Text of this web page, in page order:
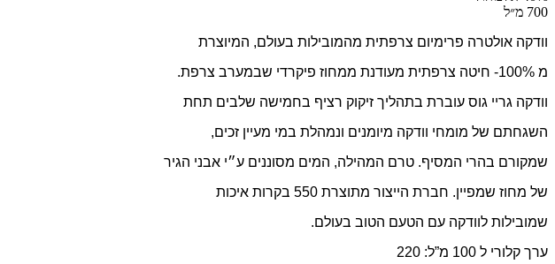
700 מ״ל
וודקה אולטרה פרימיום צרפתית מהמובילות בעולם, המיוצרת
מ 100%- חיטה צרפתית מעודנת ממחוז פיקרדי שבמערב צרפת.
וודקה גריי גוס עוברת בתהליך זיקוק רציף בחמישה שלבים תחת
השגחתם של מומחי וודקה מיומנים ונמהלת במי מעיין זכים,
שמקורם בהרי המסיף. טרם המהילה, המים מסוננים ע״י אבני הגיר
של מחוז שמפיין. חברת הייצור מתוצרת 550 בקרות איכות
שמובילות לוודקה עם הטעם הטוב בעולם.
ערך קלורי ל 100 מ”ל: 220